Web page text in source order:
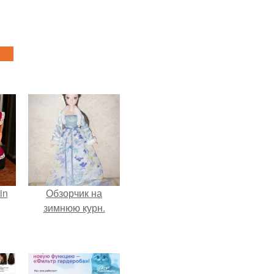
Обзорчик на
зимнюю курн.